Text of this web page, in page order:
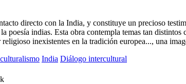
directo con la India, y constituye un precioso
poesía indias. Esta obra contempla temas tan
religioso inexistentes en la tradición europea..., una
India Diálogo intercultural